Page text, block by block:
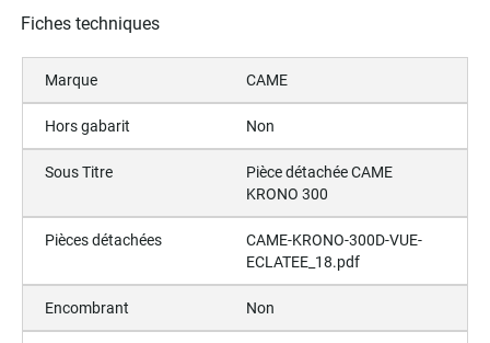
Fiches techniques
Marque CAME
Hors gabarit Non
Sous Titre
Pièce détachée CAME
KRONO 300
Pièces détachées
CAME-KRONO-300D-VUE-
ECLATEE_18.pdf
Encombrant Non